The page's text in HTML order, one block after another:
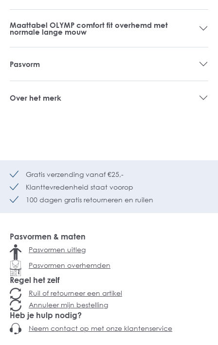
Maattabel OLYMP comfort fit overhemd met
normale lange mouw
Pasvorm
Over het merk
Gratis verzending vanaf €25,-
Klanttevredenheid staat voorop
100 dagen gratis retourneren en ruilen
Pasvormen & maten
Pasvormen uitleg
Pasvormen overhemden
Regel het zelf
Ruil of retourneer een artikel
Annuleer mijn bestelling
Heb je hulp nodig?
Neem contact op met onze klantenservice